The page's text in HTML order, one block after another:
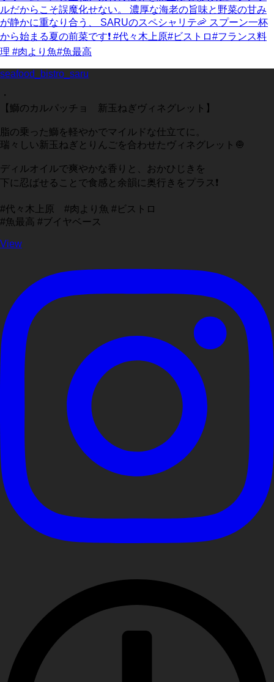
seafood_bistro_saru
・
【鰤のカルパッチョ 新玉ねぎヴィネグレット】
脂の乗った鰤を軽やかでマイルドな仕立てに。
瑞々しい新玉ねぎとりんごを合わせたヴィネグレット🧅
ディルオイルで爽やかな香りと、おかひじきを
下に忍ばせることで食感と余韻に奥行きをプラス❗️
#代々木上原 #肉より魚 #ビストロ
#魚最高 #ブイヤベース
View